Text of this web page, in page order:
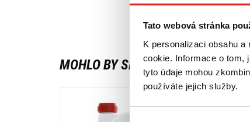
Tato webová stránka
K personalizaci obsahu
cookie. Informace o tom,
tyto údaje mohou
používáte jejich služby.
MOHLO BY SE VÁM LÍBIT